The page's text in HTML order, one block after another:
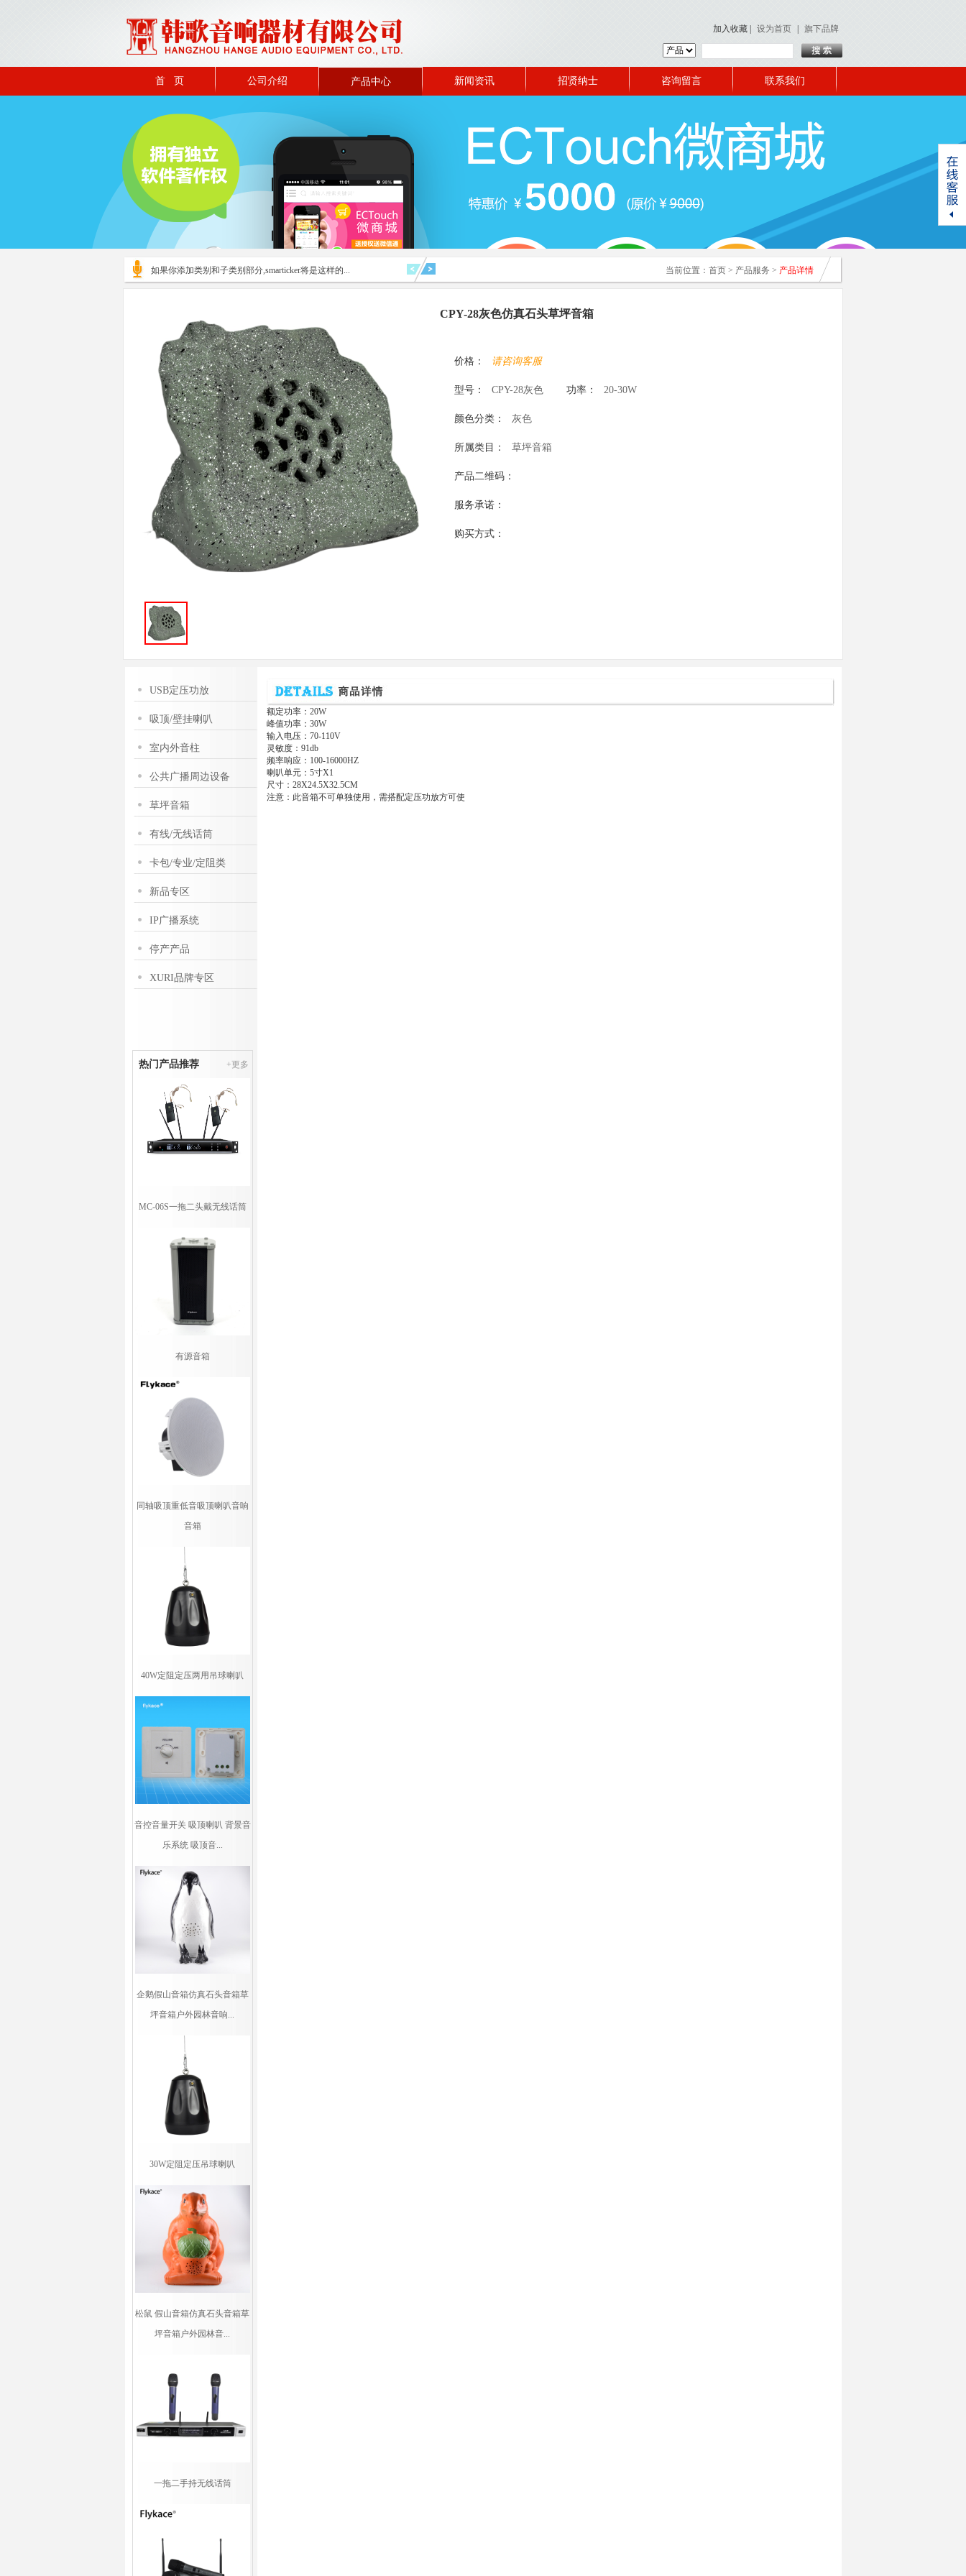
加入收藏 设为首页 旗下品牌
首 页 公司介绍 产品中心 新闻资讯 招贤纳士 咨询留言 联系我们
如果你添加类别和子类别部分,smarticker将是这样的... 当前位置： 首页 > 产品服务 > 产品详情
CPY-28灰色仿真石头草坪音箱
价格： 请咨询客服
型号： CPY-28灰色 功率： 20-30W
颜色分类： 灰色
所属类目： 草坪音箱
产品二维码：
服务承诺：
购买方式：
USB定压功放
吸顶/壁挂喇叭
室内外音柱
公共广播周边设备
草坪音箱
有线/无线话筒
卡包/专业/定阻类
新品专区
IP广播系统
停产产品
XURI品牌专区
热门产品推荐 +更多
MC-06S一拖二头戴无线话筒
有源音箱
同轴吸顶重低音吸顶喇叭音响
音箱
40W定阻定压两用吊球喇叭
音控音量开关 吸顶喇叭 背景音
乐系统 吸顶音...
企鹅假山音箱仿真石头音箱草
坪音箱户外园林音响...
30W定阻定压吊球喇叭
松鼠 假山音箱仿真石头音箱草
坪音箱户外园林音...
一拖二手持无线话筒
额定功率：20W
峰值功率：30W
输入电压：70-110V
灵敏度：91db
频率响应：100-16000HZ
喇叭单元：5寸X1
尺寸：28X24.5X32.5CM
注意：此音箱不可单独使用，需搭配定压功放方可使